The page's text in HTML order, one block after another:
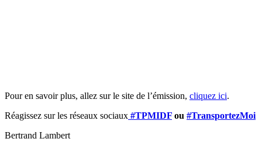
Pour en savoir plus, allez sur le site de l’émission, cliquez ici.
Réagissez sur les réseaux sociaux #TPMIDF ou #TransportezMoi
Bertrand Lambert